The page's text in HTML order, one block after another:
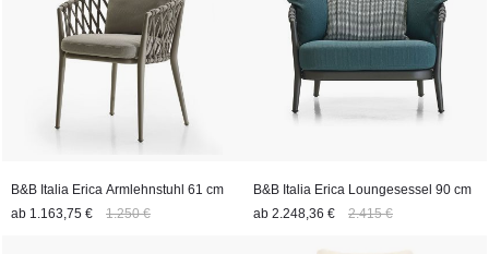
B&B Italia Erica Armlehnstuhl 61 cm
ab 1.163,75 € 1.250 €
B&B Italia Erica Loungesessel 90 cm
ab 2.248,36 € 2.415 €